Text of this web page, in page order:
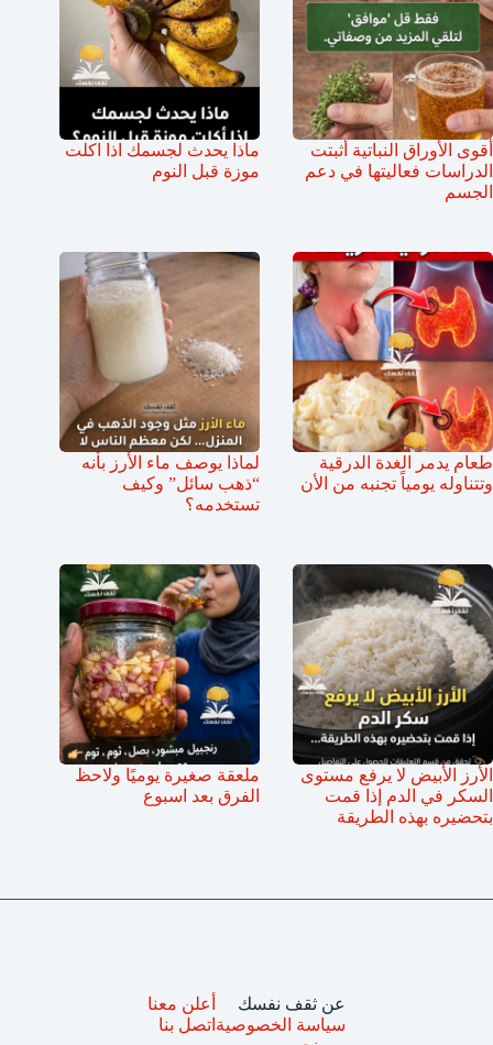
أقوى الأوراق النباتية أثبتت
الدراسات فعاليتها في دعم
الجسم
ماذا يحدث لجسمك اذا اكلت
موزة قبل النوم
طعام يدمر الغدة الدرقية
وتتناوله يومياً تجنبه من الأن
لماذا يوصف ماء الأرز بأنه
“ذهب سائل” وكيف
تستخدمه؟
الأرز الأبيض لا يرفع مستوى
السكر في الدم إذا قمت
بتحضيره بهذه الطريقة
ملعقة صغيرة يوميًا ولاحظ
الفرق بعد اسبوع
عن ثقف نفسك
سياسة الخصوصية
أعلن معنا
اتصل بنا